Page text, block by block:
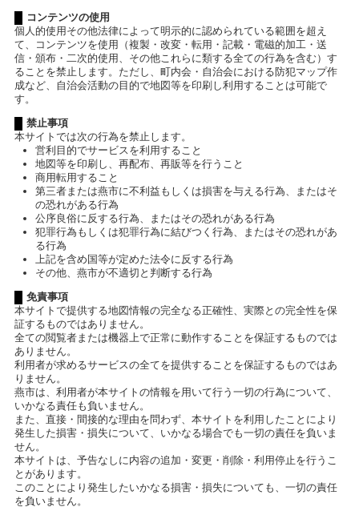
コンテンツの使用
個人的使用その他法律によって明示的に認められている範囲を超え
て、コンテンツを使用（複製・改変・転用・記載・電磁的加工・送
信・頒布・二次的使用、その他これらに類する全ての行為を含む）す
ることを禁止します。ただし、町内会・自治会における防犯マップ作
成など、自治会活動の目的で地図等を印刷し利用することは可能で
す。
禁止事項
本サイトでは次の行為を禁止します。
営利目的でサービスを利用すること
地図等を印刷し、再配布、再販等を行うこと
商用転用すること
第三者または燕市に不利益もしくは損害を与える行為、またはそ
の恐れがある行為
公序良俗に反する行為、またはその恐れがある行為
犯罪行為もしくは犯罪行為に結びつく行為、またはその恐れがあ
る行為
上記を含め国等が定めた法令に反する行為
その他、燕市が不適切と判断する行為
免責事項
本サイトで提供する地図情報の完全なる正確性、実際との完全性を保
証するものではありません。
全ての閲覧者または機器上で正常に動作することを保証するものでは
ありません。
利用者が求めるサービスの全てを提供することを保証するものではあ
りません。
燕市は、利用者が本サイトの情報を用いて行う一切の行為について、
いかなる責任も負いません。
また、直接・間接的な理由を問わず、本サイトを利用したことにより
発生した損害・損失について、いかなる場合でも一切の責任を負いま
せん。
本サイトは、予告なしに内容の追加・変更・削除・利用停止を行うこ
とがあります。
このことにより発生したいかなる損害・損失についても、一切の責任
を負いません。